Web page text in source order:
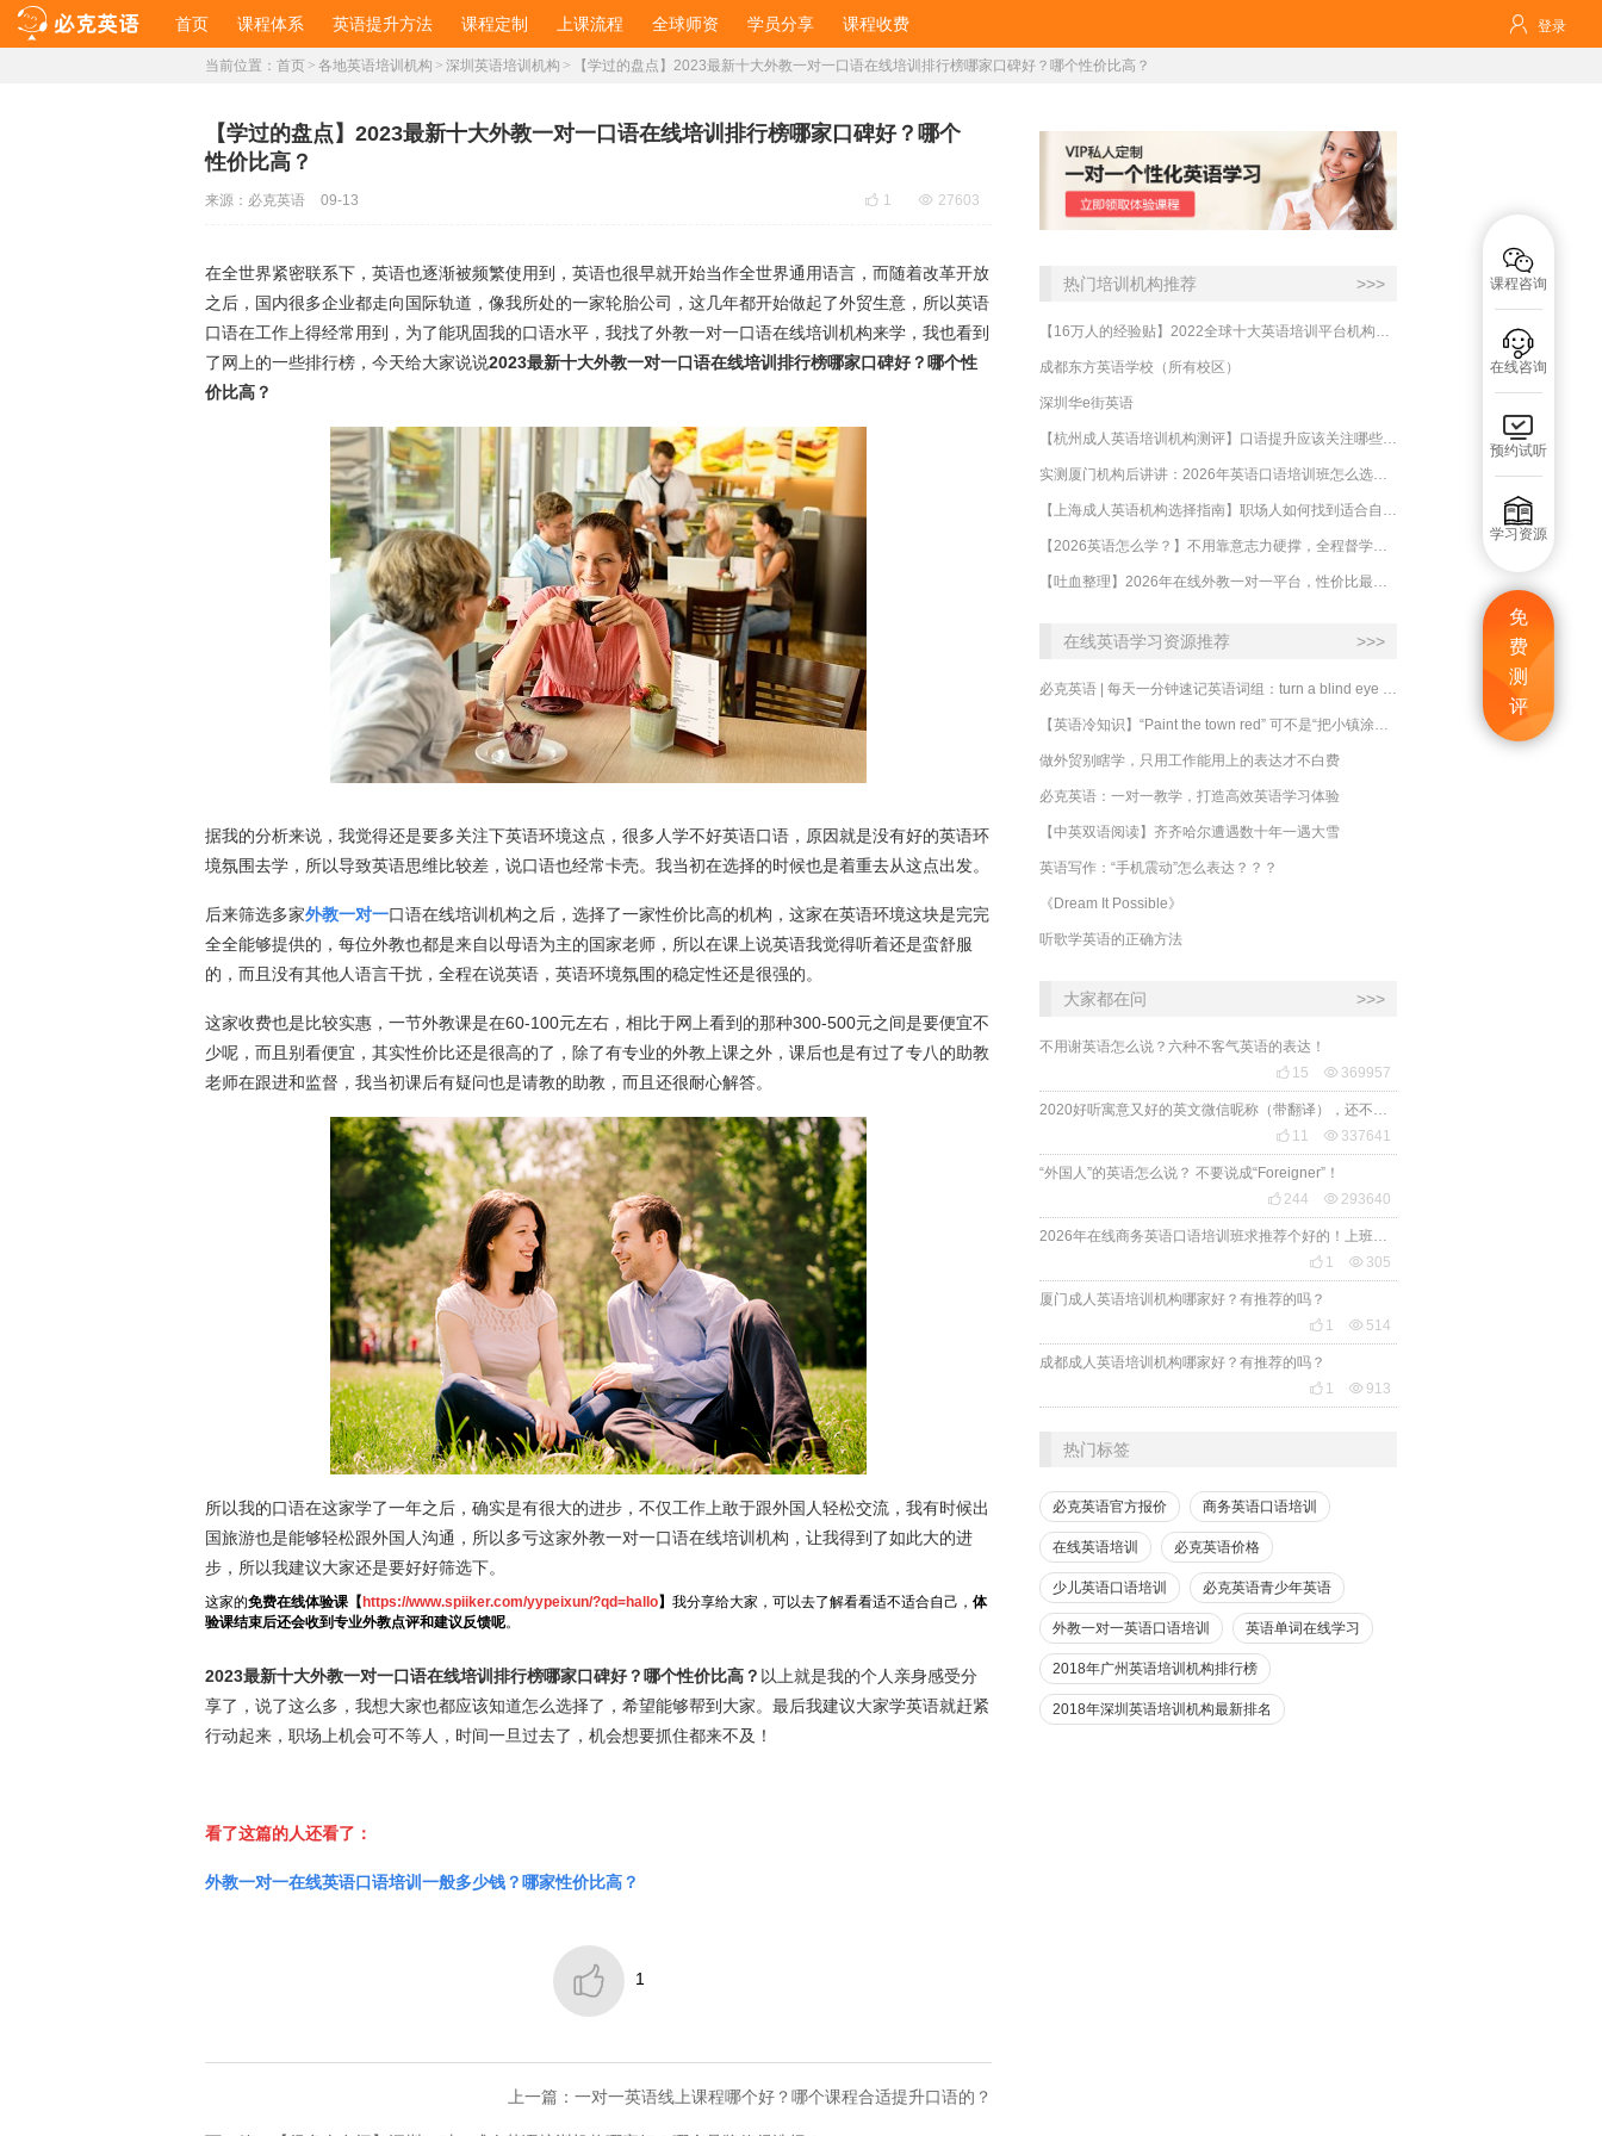
首页 课程体系 英语提升方法 课程定制 上课流程 全球师资 学员分享 课程收费  登录

课程咨询

在线咨询

预约试听

学习资源
免
费
测
评
当前位置： 首页 > 各地英语培训机构 > 深圳英语培训机构 > 【学过的盘点】2023最新十大外教一对一口语在线培训排行榜哪家口碑好？哪个性价比高？
【学过的盘点】2023最新十大外教一对一口语在线培训排行榜哪家口碑好？哪个
性价比高？
 1  27603
来源： 必克英语 09-13
在全世界紧密联系下，英语也逐渐被频繁使用到，英语也很早就开始当作全世界通用语言，而随着改革开放
之后，国内很多企业都走向国际轨道，像我所处的一家轮胎公司，这几年都开始做起了外贸生意，所以英语
口语在工作上得经常用到，为了能巩固我的口语水平，我找了外教一对一口语在线培训机构来学，我也看到
了网上的一些排行榜，今天给大家说说2023最新十大外教一对一口语在线培训排行榜哪家口碑好？哪个性
价比高？
据我的分析来说，我觉得还是要多关注下英语环境这点，很多人学不好英语口语，原因就是没有好的英语环
境氛围去学，所以导致英语思维比较差，说口语也经常卡壳。我当初在选择的时候也是着重去从这点出发。
后来筛选多家外教一对一口语在线培训机构之后，选择了一家性价比高的机构，这家在英语环境这块是完完
全全能够提供的，每位外教也都是来自以母语为主的国家老师，所以在课上说英语我觉得听着还是蛮舒服
的，而且没有其他人语言干扰，全程在说英语，英语环境氛围的稳定性还是很强的。
这家收费也是比较实惠，一节外教课是在60-100元左右，相比于网上看到的那种300-500元之间是要便宜不
少呢，而且别看便宜，其实性价比还是很高的了，除了有专业的外教上课之外，课后也是有过了专八的助教
老师在跟进和监督，我当初课后有疑问也是请教的助教，而且还很耐心解答。
所以我的口语在这家学了一年之后，确实是有很大的进步，不仅工作上敢于跟外国人轻松交流，我有时候出
国旅游也是能够轻松跟外国人沟通，所以多亏这家外教一对一口语在线培训机构，让我得到了如此大的进
步，所以我建议大家还是要好好筛选下。
这家的免费在线体验课【 https://www.spiiker.com/yypeixun/?qd=hallo】 我分享给大家，可以去了解看看适不适合自己， 体
验课结束后还会收到专业外教点评和建议反馈呢。
2023最新十大外教一对一口语在线培训排行榜哪家口碑好？哪个性价比高？ 以上就是我的个人亲身感受分
享了，说了这么多，我想大家也都应该知道怎么选择了，希望能够帮到大家。最后我建议大家学英语就赶紧
行动起来，职场上机会可不等人，时间一旦过去了，机会想要抓住都来不及！
看了这篇的人还看了：
外教一对一在线英语口语培训一般多少钱？哪家性价比高？
 1
上一篇：一对一英语线上课程哪个好？哪个课程合适提升口语的？
热门培训机构推荐 >>>
成都东方英语学校（所有校区）
深圳华e街英语
在线英语学习资源推荐 >>>
做外贸别瞎学，只用工作能用上的表达才不白费
必克英语：一对一教学，打造高效英语学习体验
【中英双语阅读】齐齐哈尔遭遇数十年一遇大雪
英语写作：“手机震动”怎么表达？？？
《Dream It Possible》
听歌学英语的正确方法
大家都在问 >>>
不用谢英语怎么说？六种不客气英语的表达！
 15  369957
 11  337641
“外国人”的英语怎么说？ 不要说成“Foreigner”！
 244  293640
 1  305
厦门成人英语培训机构哪家好？有推荐的吗？
 1  514
成都成人英语培训机构哪家好？有推荐的吗？
 1  913
热门标签
必克英语官方报价 商务英语口语培训
在线英语培训 必克英语价格
少儿英语口语培训 必克英语青少年英语
外教一对一英语口语培训 英语单词在线学习
2018年广州英语培训机构排行榜
2018年深圳英语培训机构最新排名